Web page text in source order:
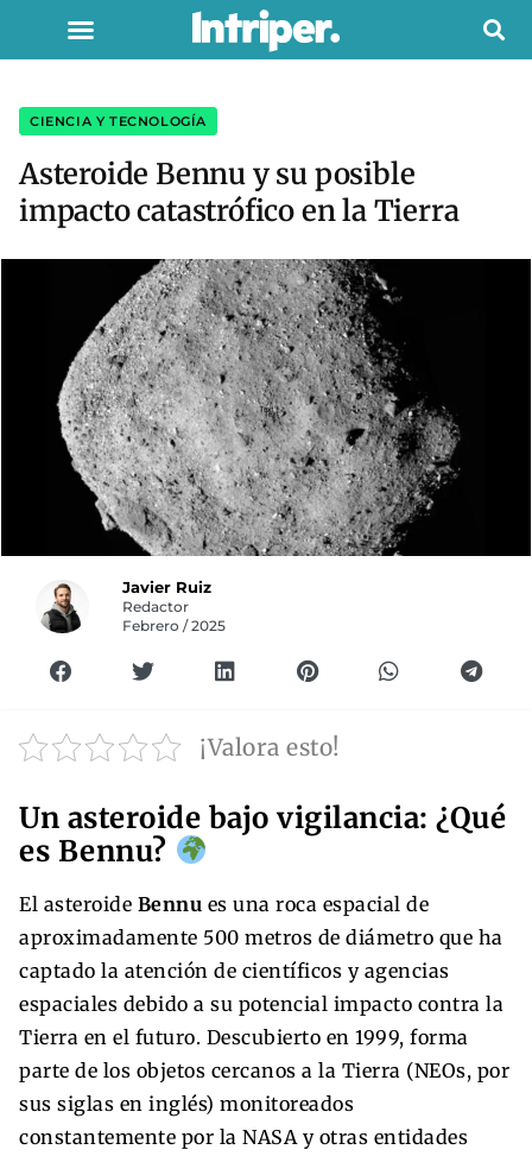
CIENCIA Y TECNOLOGÍA
Asteroide Bennu y su posible
impacto catastrófico en la Tierra
Javier Ruiz
Redactor
Febrero / 2025
¡Valora esto!
Un asteroide bajo vigilancia: ¿Qué
es Bennu?
El asteroide Bennu es una roca espacial de
aproximadamente 500 metros de diámetro que ha
captado la atención de científicos y agencias
espaciales debido a su potencial impacto contra la
Tierra en el futuro. Descubierto en 1999, forma
parte de los objetos cercanos a la Tierra (NEOs, por
sus siglas en inglés) monitoreados
constantemente por la NASA y otras entidades